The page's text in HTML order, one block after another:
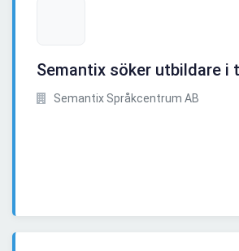
Semantix söker utbildare i
Semantix Språkcentrum AB